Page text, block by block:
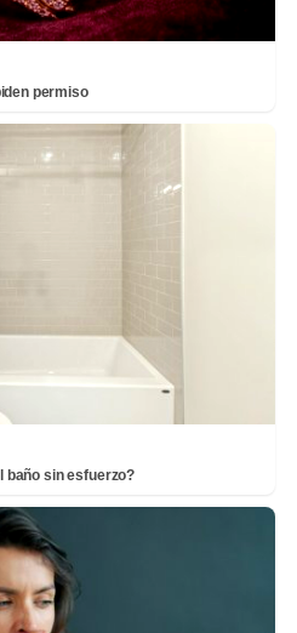
permiso
baño sin esfuerzo?